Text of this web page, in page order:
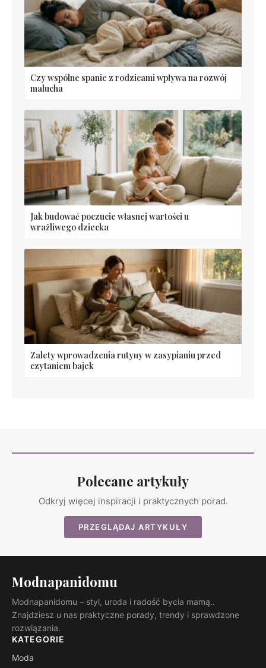
Czy wspólne spanie z rodzicami wpływa na rozwój
malucha
Jak budować poczucie własnej wartości u
wrażliwego dziecka
Zalety wprowadzenia rutyny w zasypianiu przed
czytaniem bajek
Polecane artykuły
Odkryj więcej inspiracji i praktycznych porad.
PRZEGLĄDAJ ARTYKUŁY
Modnapanidomu
Modnapanidomu – styl, uroda i radość bycia mamą..
Znajdziesz u nas praktyczne porady, trendy i sprawdzone
rozwiązania.
KATEGORIE
Moda